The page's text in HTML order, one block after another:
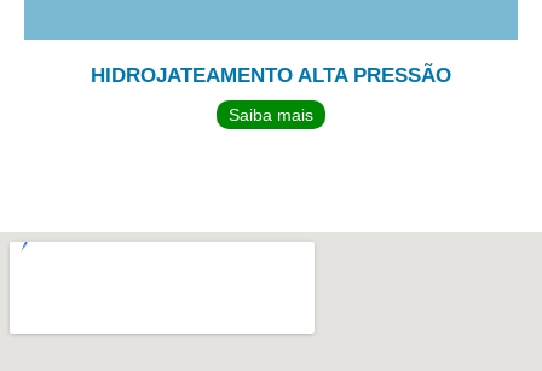
HIDROJATEAMENTO ALTA PRESSÃO
Saiba mais